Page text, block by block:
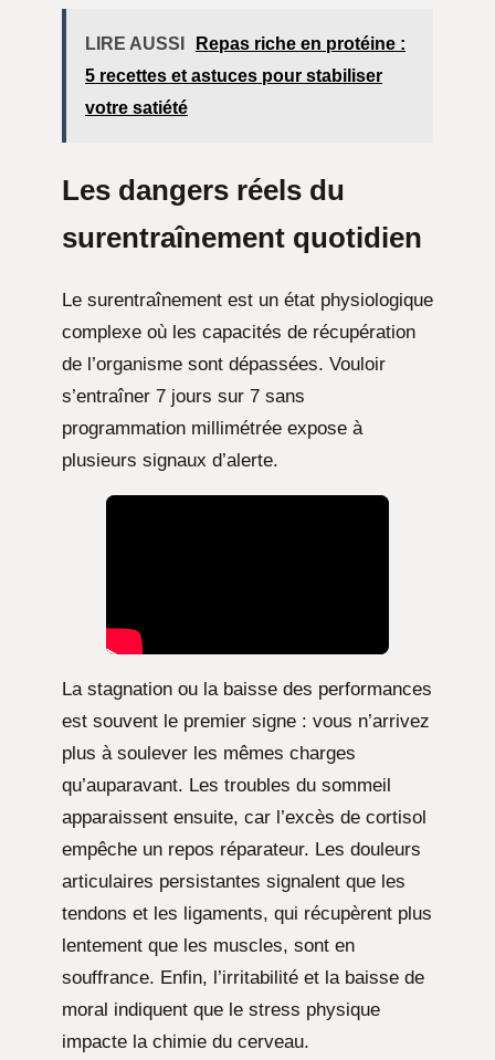
LIRE AUSSI
Repas riche en protéine :
5 recettes et astuces pour stabiliser
votre satiété
Les dangers réels du
surentraînement quotidien
Le surentraînement est un état physiologique
complexe où les capacités de récupération
de l’organisme sont dépassées. Vouloir
s’entraîner 7 jours sur 7 sans
programmation millimétrée expose à
plusieurs signaux d’alerte.
La stagnation ou la baisse des performances
est souvent le premier signe : vous n’arrivez
plus à soulever les mêmes charges
qu’auparavant. Les troubles du sommeil
apparaissent ensuite, car l’excès de cortisol
empêche un repos réparateur. Les douleurs
articulaires persistantes signalent que les
tendons et les ligaments, qui récupèrent plus
lentement que les muscles, sont en
souffrance. Enfin, l’irritabilité et la baisse de
moral indiquent que le stress physique
impacte la chimie du cerveau.